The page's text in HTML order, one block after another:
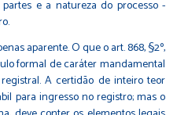
e a natureza do processo -
aparente. O que o art. 868, §2º,
formal de caráter mandamental
A certidão de inteiro teor
para ingresso no registro; mas o